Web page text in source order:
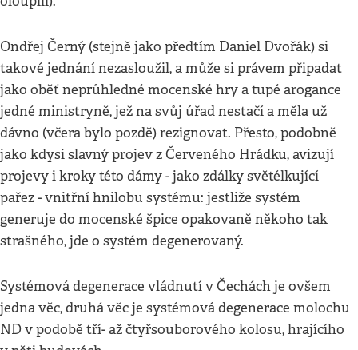
Ondřej Černý (stejně jako předtím Daniel Dvořák) si
takové jednání nezasloužil, a může si právem připadat
jako oběť neprůhledné mocenské hry a tupé arogance
jedné ministryně, jež na svůj úřad nestačí a měla už
dávno (včera bylo pozdě) rezignovat. Přesto, podobně
jako kdysi slavný projev z Červeného Hrádku, avizují
projevy i kroky této dámy - jako zdálky světélkující
pařez - vnitřní hnilobu systému: jestliže systém
generuje do mocenské špice opakovaně někoho tak
strašného, jde o systém degenerovaný.
Systémová degenerace vládnutí v Čechách je ovšem
jedna věc, druhá věc je systémová degenerace molochu
ND v podobě tří- až čtyřsouborového kolosu, hrajícího